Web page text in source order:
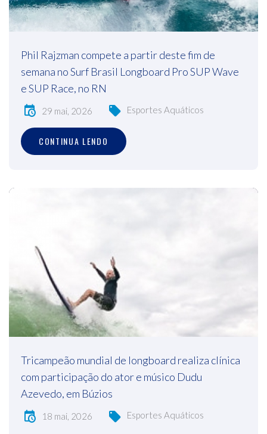
Phil Rajzman compete a partir deste fim de
semana no Surf Brasil Longboard Pro SUP Wave
e SUP Race, no RN
29 mai, 2026 Esportes Aquáticos
CONTINUA LENDO
Tricampeão mundial de longboard realiza clínica
com participação do ator e músico Dudu
Azevedo, em Búzios
18 mai, 2026 Esportes Aquáticos